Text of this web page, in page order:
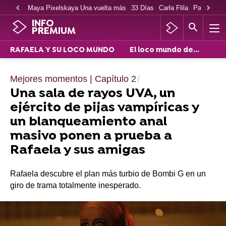
Maya Pixelskaya Una vuelta más 33 Días Carla Flila Paco
INFO
PREMIUM
RAFAELA Y SU LOCO MUNDO El loco mundo de...
Mejores momentos | Capítulo 2
Una sala de rayos UVA, un
ejército de pijas vampíricas y
un blanqueamiento anal
masivo ponen a prueba a
Rafaela y sus amigas
Rafaela descubre el plan más turbio de Bombi G en un
giro de trama totalmente inesperado.